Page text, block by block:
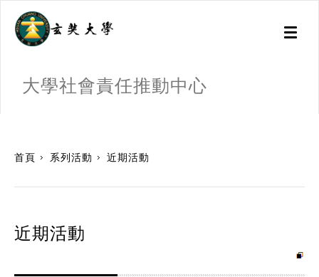
Toggle
大學社會責任推動中心
首頁 系列活動 近期活動
近期活動